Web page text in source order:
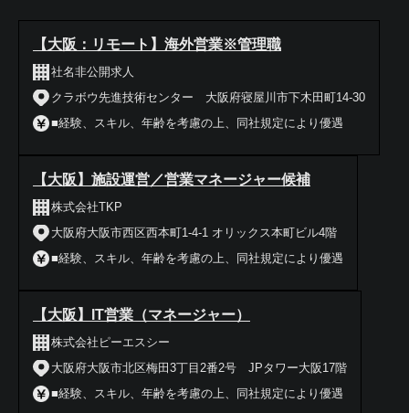
【大阪：リモート】海外営業※管理職
社名非公開求人
クラボウ先進技術センター 大阪府寝屋川市下木田町14-30
■経験、スキル、年齢を考慮の上、同社規定により優遇
【大阪】施設運営／営業マネージャー候補
株式会社TKP
大阪府大阪市西区西本町1-4-1 オリックス本町ビル4階
■経験、スキル、年齢を考慮の上、同社規定により優遇
【大阪】IT営業（マネージャー）
株式会社ピーエスシー
大阪府大阪市北区梅田3丁目2番2号 JPタワー大阪17階
■経験、スキル、年齢を考慮の上、同社規定により優遇